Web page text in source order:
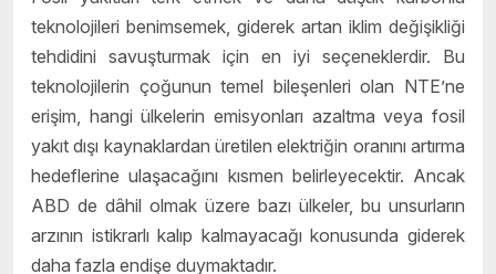
teknolojileri benimsemek, giderek artan iklim değişikliği
tehdidini savuşturmak için en iyi seçeneklerdir. Bu
teknolojilerin çoğunun temel bileşenleri olan NTE’ne
erişim, hangi ülkelerin emisyonları azaltma veya fosil
yakıt dışı kaynaklardan üretilen elektriğin oranını artırma
hedeflerine ulaşacağını kısmen belirleyecektir. Ancak
ABD de dâhil olmak üzere bazı ülkeler, bu unsurların
arzının istikrarlı kalıp kalmayacağı konusunda giderek
daha fazla endişe duymaktadır.